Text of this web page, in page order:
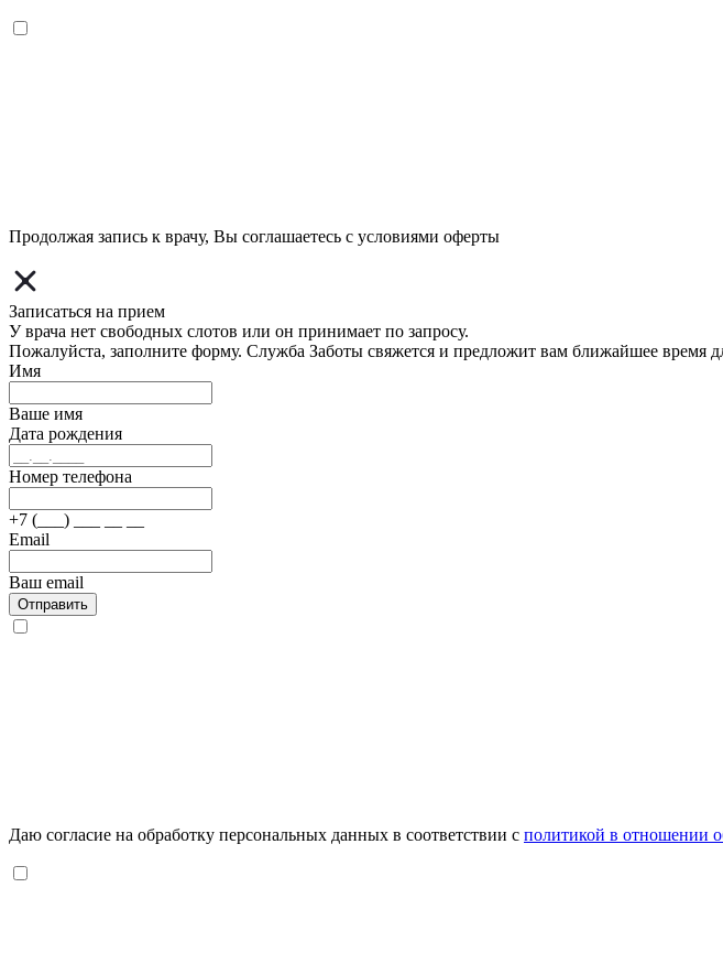
Продолжая запись к врачу, Вы соглашаетесь с условиями оферты
Записаться на прием
У врача нет свободных слотов или он принимает по запросу.
Пожалуйста, заполните форму. Служба Заботы свяжется и предложит вам ближайшее время
Имя
Ваше имя
Дата рождения
Номер телефона
+7 (___) ___ __ __
Email
Ваш email
Отправить
Даю согласие на обработку персональных данных в соответствии с политикой в отношении